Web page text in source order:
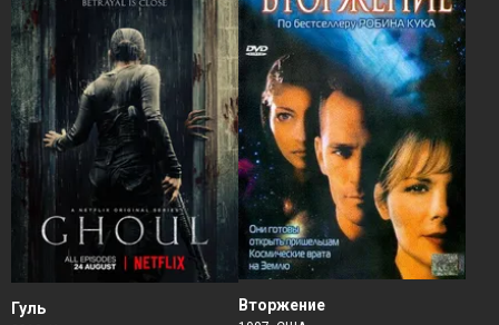
Гуль Вторжение